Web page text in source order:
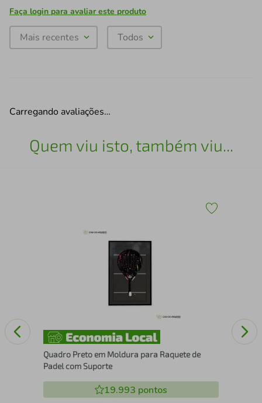
Faça login para avaliar este produto
Mais recentes Todos
Carregando avaliações…
Quem viu isto, também viu...
Quadro Preto em Moldura para Raquete de
Padel com Suporte
19.993 pontos